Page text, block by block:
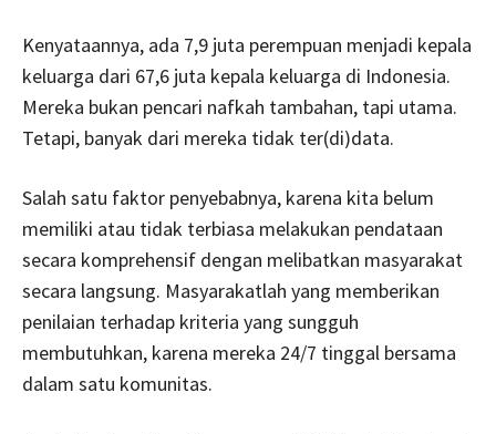
Kenyataannya, ada 7,9 juta perempuan menjadi kepala
keluarga dari 67,6 juta kepala keluarga di Indonesia.
Mereka bukan pencari nafkah tambahan, tapi utama.
Tetapi, banyak dari mereka tidak ter(di)data.
Salah satu faktor penyebabnya, karena kita belum
memiliki atau tidak terbiasa melakukan pendataan
secara komprehensif dengan melibatkan masyarakat
secara langsung. Masyarakatlah yang memberikan
penilaian terhadap kriteria yang sungguh
membutuhkan, karena mereka 24/7 tinggal bersama
dalam satu komunitas.